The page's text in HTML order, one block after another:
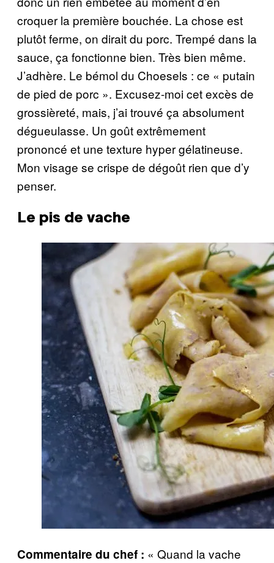
croquer la première bouchée. La chose est
plutôt ferme, on dirait du porc. Trempé dans la
sauce, ça fonctionne bien. Très bien même.
J’adhère. Le bémol du Choesels : ce « putain
de pied de porc ». Excusez-moi cet excès de
grossièreté, mais, j’ai trouvé ça absolument
dégueulasse. Un goût extrêmement
prononcé et une texture hyper gélatineuse.
Mon visage se crispe de dégoût rien que d’y
penser.
Le pis de vache
Commentaire du chef : « Quand la vache